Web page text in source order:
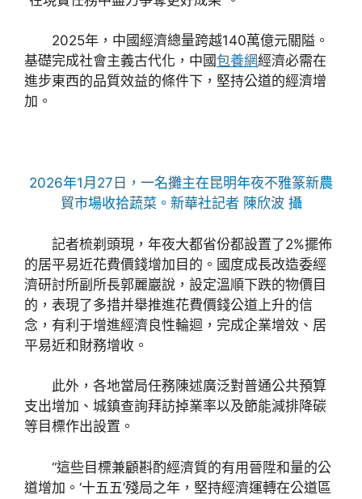
2025年，中國經濟總量跨越140萬億元關隘。
基礎完成社會主義古代化，中國包養網經濟必需在
進步東西的品質效益的條件下，堅持公道的經濟增
加。
2026年1月27日，一名攤主在昆明年夜不雅篆新農
貿市場收拾蔬菜。新華社記者 陳欣波 攝
記者梳剃頭現，年夜大都省份都設置了2%擺佈
的居平易近花費價錢增加目的。國度成長改造委經
濟研討所副所長郭麗巖說，設定溫順下跌的物價目
的，表現了多措并舉推進花費價錢公道上升的信
念，有利于增進經濟良性輪迴，完成企業增效、居
平易近和財務增收。
此外，各地當局任務陳述廣泛對普通公共預算
支出增加、城鎮查詢拜訪掉業率以及節能減排降碳
等目標作出設置。
“這些目標兼顧斟酌經濟質的有用晉陞和量的公
道增加。‘十五五’殘局之年，堅持經濟運轉在公道區